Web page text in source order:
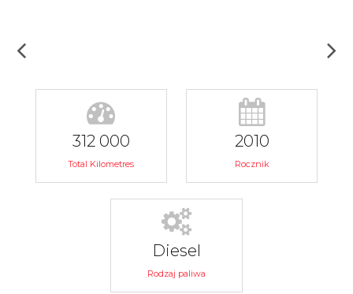
312 000
Total Kilometres
2010
Rocznik
Diesel
Rodzaj paliwa